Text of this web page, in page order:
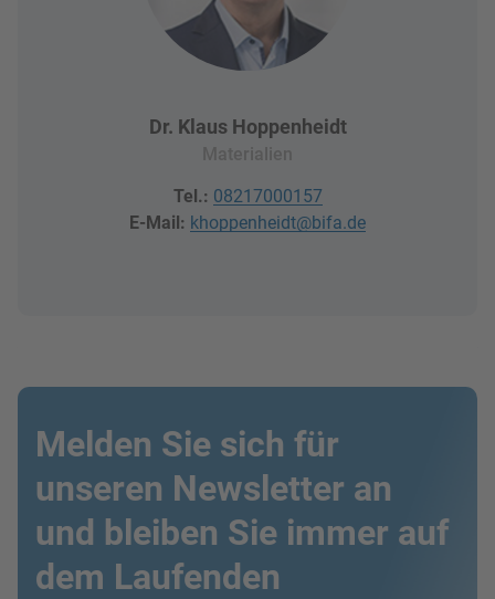
Dr. Klaus Hoppenheidt
Tel.: 08217000157
E-Mail: khoppenheidt@bifa.de
Melden Sie sich für
unseren Newsletter an
und bleiben Sie immer auf
dem Laufenden